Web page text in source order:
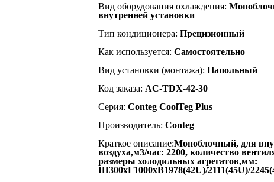
Вид оборудования охлаждения:
внутренней установки
Тип кондиционера:Прецизионный
Как используется: Самостоятельно
Вид установки (монтажа): Напольный
Код заказа: AC-TDX-42-30
Серия: Conteg CoolTeg Plus
Производитель:Conteg
Краткое описание:Моноблочный, для
воздуха,м3/час: 2200, количество
размеры холодильных агрегатов,мм:
Ш300хГ1000хВ1978(42U)/2111(45U)/